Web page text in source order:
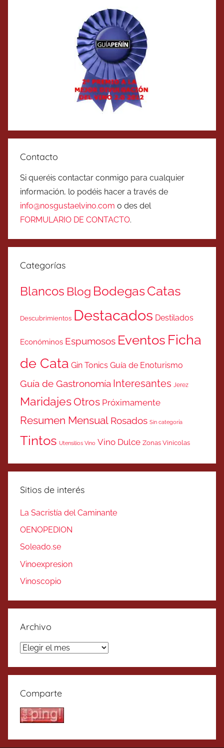
Contacto
Si queréis contactar conmigo para cualquier
información, lo podéis hacer a través de
info@nosgustaelvino.com o des del
FORMULARIO DE CONTACTO.
Categorías
Blancos Blog BodegasCatas
Descubrimientos Destacados Destilados
Económinos Espumosos Eventos Ficha
de Cata Gin Tonics Guía de Enoturismo
Guía de Gastronomía Interesantes Jerez
MaridajesOtros Próximamente
Resumen Mensual Rosados Sin categoría
Tintos Utensilios Vino Vino Dulce Zonas Vinicolas
Sitios de interés
La Sacristía del Caminante
OENOPEDION
Soleado.se
Vinoexpresion
Vinoscopio
Archivo
Archivo
Comparte